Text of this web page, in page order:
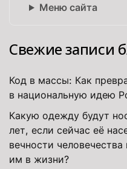
Меню сайта
Свежие записи
Код в массы: Как
в национальную идею
Какую одежду будут
лет, если сейчас её
вечности
им в жизни?